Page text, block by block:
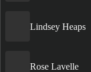
Lindsey Heaps
Rose Lavelle